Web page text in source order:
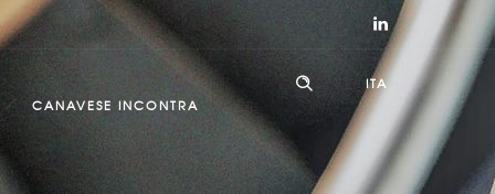
ITA
CANAVESE INCONTRA